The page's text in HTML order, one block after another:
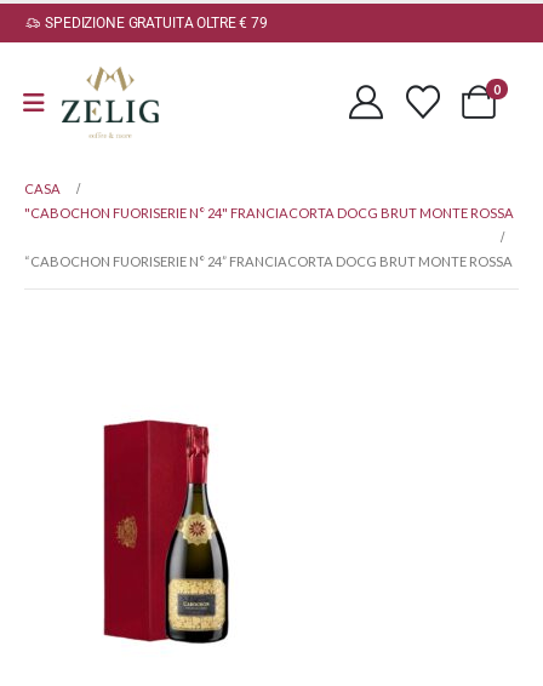
SPEDIZIONE GRATUITA OLTRE € 79
0
CASA
"CABOCHON FUORISERIE N° 24" FRANCIACORTA DOCG BRUT MONTE ROSSA
“CABOCHON FUORISERIE N° 24” FRANCIACORTA DOCG BRUT MONTE ROSSA